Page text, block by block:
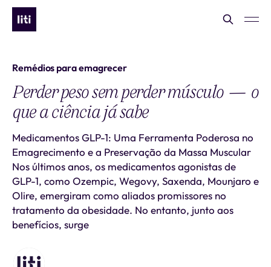
Remédios para emagrecer
Perder peso sem perder músculo — o
que a ciência já sabe
Medicamentos GLP-1: Uma Ferramenta Poderosa no
Emagrecimento e a Preservação da Massa Muscular
Nos últimos anos, os medicamentos agonistas de
GLP-1, como Ozempic, Wegovy, Saxenda, Mounjaro e
Olire, emergiram como aliados promissores no
tratamento da obesidade. No entanto, junto aos
benefícios, surge